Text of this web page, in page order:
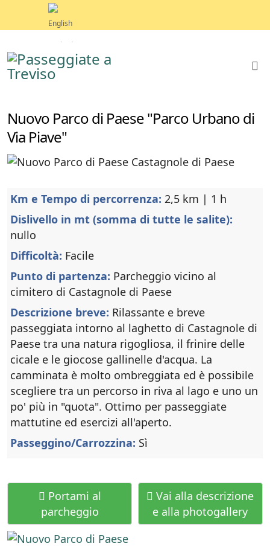
Nuovo Parco di Paese "Parco Urbano di
Via Piave"
Km e Tempo di percorrenza: 2,5 km | 1 h
Dislivello in mt (somma di tutte le salite):
nullo
Difficoltà: Facile
Punto di partenza: Parcheggio vicino al
cimitero di Castagnole di Paese
Descrizione breve: Rilassante e breve
passeggiata intorno al laghetto di Castagnole di
Paese tra una natura rigogliosa, il frinire delle
cicale e le giocose gallinelle d'acqua. La
camminata è molto ombreggiata ed è possibile
scegliere tra un percorso in riva al lago e uno un
po' più in "quota". Ottimo per passeggiate
mattutine ed esercizi all'aperto.
Passeggino/Carrozzina: Sì
Portami al
parcheggio
Vai alla descrizione
e alla photogallery